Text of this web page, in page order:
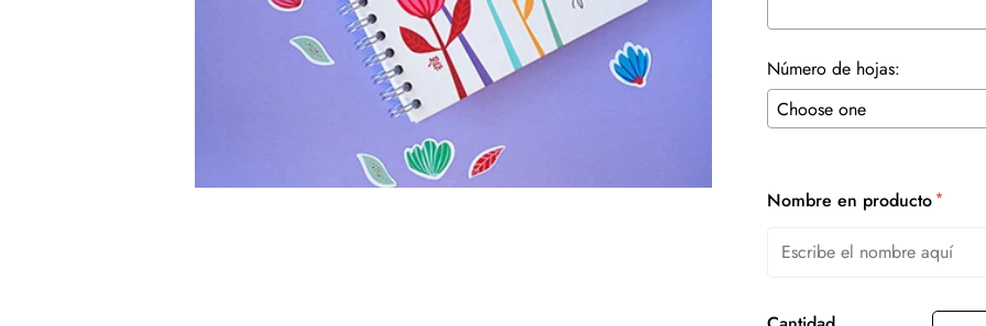
Número de hojas:
Nombre en producto *